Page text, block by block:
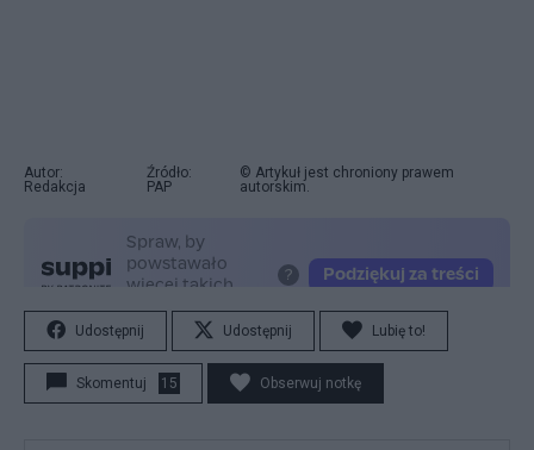
Autor:
Redakcja
Źródło:
PAP
© Artykuł jest chroniony prawem
autorskim.
Udostępnij Udostępnij Lubię to!
Skomentuj 15 Obserwuj notkę